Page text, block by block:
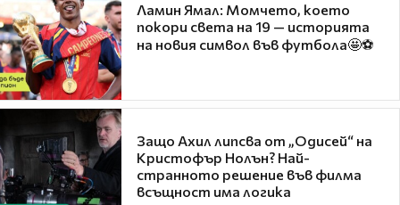
Ламин Ямал: Момчето, което
покори света на 19 — историята
на новия символ във футбола🤩⚽
Защо Ахил липсва от „Одисей“ на
Кристофър Нолън? Най-
странното решение във филма
всъщност има логика